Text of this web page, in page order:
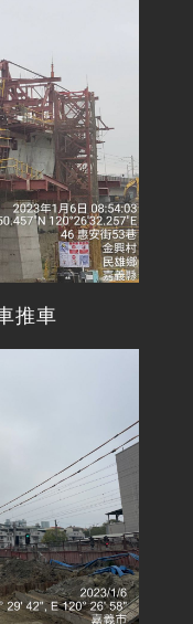
推車